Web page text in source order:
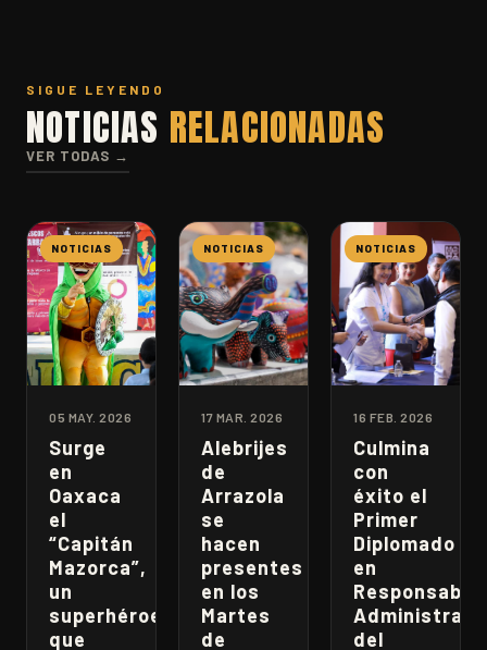
SIGUE LEYENDO
NOTICIAS RELACIONADAS
VER TODAS →
NOTICIAS
05 MAY. 2026
Surge
en
Oaxaca
el
“Capitán
Mazorca”,
un
superhéroe
que
NOTICIAS
17 MAR. 2026
Alebrijes
de
Arrazola
se
hacen
presentes
en los
Martes
de
NOTICIAS
16 FEB. 2026
Culmina
con
éxito el
Primer
Diplomado
en
del